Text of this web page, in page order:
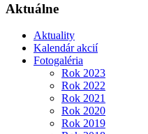
Aktuálne
Aktuality
Kalendár akcií
Fotogaléria
Rok 2023
Rok 2022
Rok 2021
Rok 2020
Rok 2019